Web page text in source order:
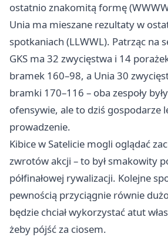
ostatnio znakomitą formę
Unia ma mieszane rezultaty w
spotkaniach (LLWWL). Patrząc na
GKS ma 32 zwycięstwa i 14
bramek 160–98, a Unia 30
bramki 170–116 – oba zespoły
ofensywie, ale to dziś gospodarze
prowadzenie.
Kibice w Satelicie mogli oglądać
zwrotów akcji – to był smakowity
półfinałowej rywalizacji. Kolejne
pewnością przyciągnie równie
będzie chciał wykorzystać atut
żeby pójść za ciosem.